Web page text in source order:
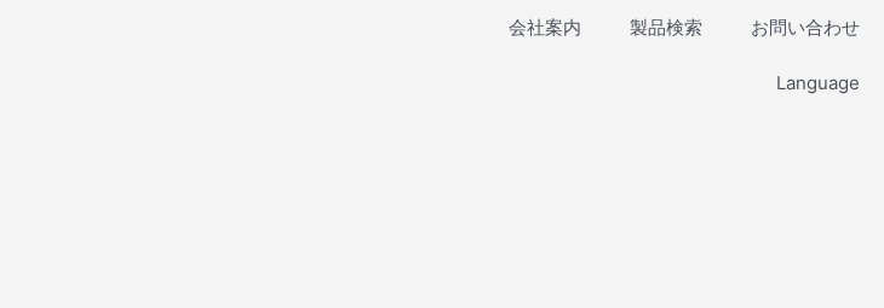
会社案内 製品検索 お問い合わせ
Language